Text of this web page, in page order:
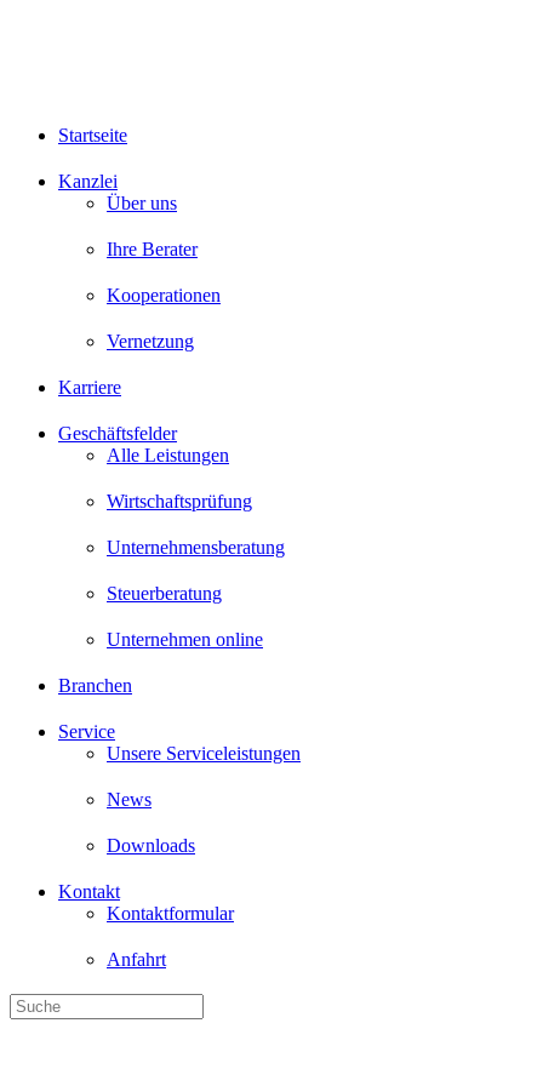
Startseite
Kanzlei
Über uns
Ihre Berater
Kooperationen
Vernetzung
Karriere
Geschäftsfelder
Alle Leistungen
Wirtschaftsprüfung
Unternehmensberatung
Steuerberatung
Unternehmen online
Branchen
Service
Unsere Serviceleistungen
News
Downloads
Kontakt
Kontaktformular
Anfahrt